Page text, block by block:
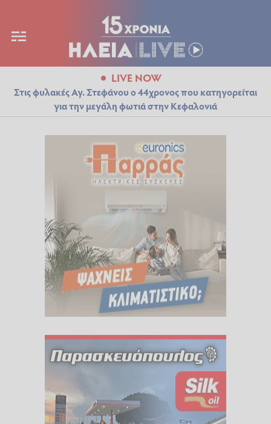
LIVE NOW
Στις φυλακές Αγ. Στεφάνου ο 44χρονος που κατηγορείται
για την μεγάλη φωτιά στην Κεφαλονιά